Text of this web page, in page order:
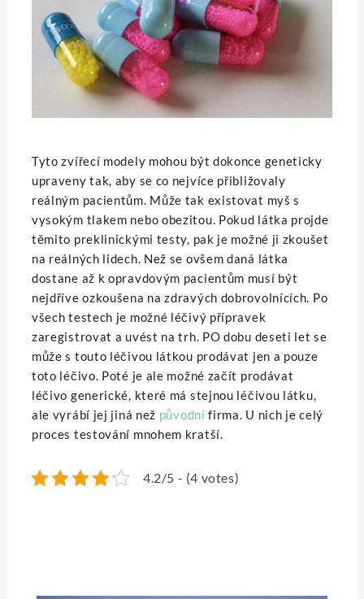
Tyto zvířecí modely mohou být dokonce geneticky
upraveny tak, aby se co nejvíce přibližovaly
reálným pacientům. Může tak existovat myš s
vysokým tlakem nebo obezitou. Pokud látka projde
těmito preklinickými testy, pak je možné ji zkoušet
na reálných lidech. Než se ovšem daná látka
dostane až k opravdovým pacientům musí být
nejdříve ozkoušena na zdravých dobrovolnících. Po
všech testech je možné léčivý přípravek
zaregistrovat a uvést na trh. PO dobu deseti let se
může s touto léčivou látkou prodávat jen a pouze
toto léčivo. Poté je ale možné začít prodávat
léčivo generické, které má stejnou léčivou látku,
ale vyrábí jej jiná než původní firma. U nich je celý
proces testování mnohem kratší.
4.2/5 - (4 votes)